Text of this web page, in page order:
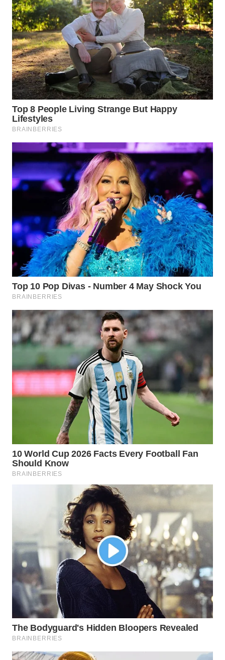
WN
BEKASI
WN
BOGOR
WN
DEPOK
WN
UTARA
WN
SAMOSIR
WN
PADANG
LAWAS
WN
SUMEDANG
WN
CIANJUR
WN
KEPULAUAN
SERIBU
TANGERANG
WN
CIREBON
WN
KUNINGAN
WN
MAJALENGKA
WN
SUBANG
SUKABUMI